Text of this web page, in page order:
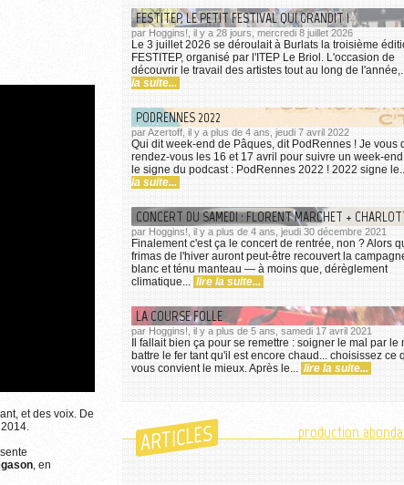
et des voix. De
, en
FESTITEP, LE PETIT FESTIVAL QUI GRANDIT !
par Hoggins!, il y a 28 jours, mercredi 8 juillet 2026
Le 3 juillet 2026 se déroulait à Burlats la troisième
FESTITEP, organisé par l'ITEP Le Briol. L'occasion de
découvrir le travail des artistes tout au long de
la suite...
PODRENNES 2022
par Azertoff, il y a plus de 4 ans, jeudi 7 avril 2022
Qui dit week-end de Pâques, dit PodRennes ! Je vous
rendez-vous les 16 et 17 avril pour suivre un week-
le signe du podcast : PodRennes 2022 ! 2022 signe
la suite...
par Hoggins!, il y a plus de 4 ans, jeudi 30 décembre 2021
Finalement c'est ça le concert de rentrée, non ? Alors
frimas de l'hiver auront peut-être recouvert la
blanc et ténu manteau — à moins que, dérèglement
climatique... lire la suite...
LA COURSE FOLLE
par Hoggins!, il y a plus de 5 ans, samedi 17 avril 2021
Il fallait bien ça pour se remettre : soigner le mal par le
battre le fer tant qu'il est encore chaud... choisissez ce
vous convient le mieux. Après le... lire la suite...
ARTICLES production